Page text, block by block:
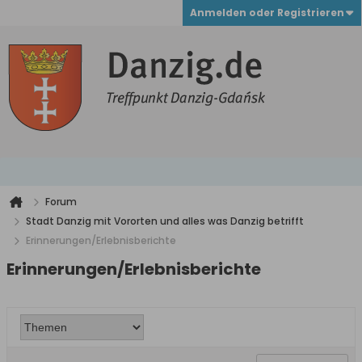
Anmelden oder Registrieren
Forum
Stadt Danzig mit Vororten und alles was Danzig betrifft
Erinnerungen/Erlebnisberichte
Erinnerungen/Erlebnisberichte